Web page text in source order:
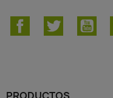
FacebookTwitter